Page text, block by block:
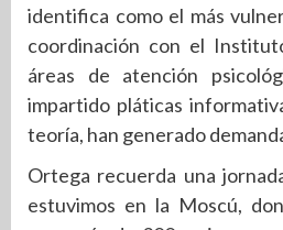
identifica como el más
coordinación con el
áreas de atención
impartido pláticas
teoría, han generado
Ortega recuerda una
estuvimos en la Moscú,